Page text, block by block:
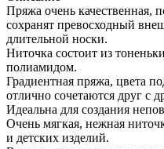
Пряжа очень качественная,
сохранят превосходный
длительной носки.
Ниточка состоит из
полиамидом.
Градиентная пряжа, цвета
отлично сочетаются друг с
Идеальна для создания
Очень мягкая, нежная
и детских изделий.